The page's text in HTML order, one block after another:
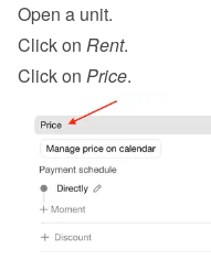
Open a unit.
Click on Rent.
Click on Price.